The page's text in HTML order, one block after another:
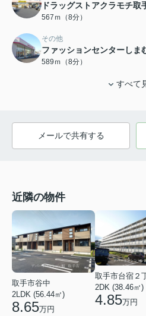
ドラッグストアクラモチ取
567ｍ（8分）
その他
ファッションセンターし
589ｍ（8分）
すべて
メールで共有する
近隣の物件
取手市谷中
2LDK (56.44㎡)
8.65万円
取手市台宿２
2DK (38.46㎡)
4.85万円